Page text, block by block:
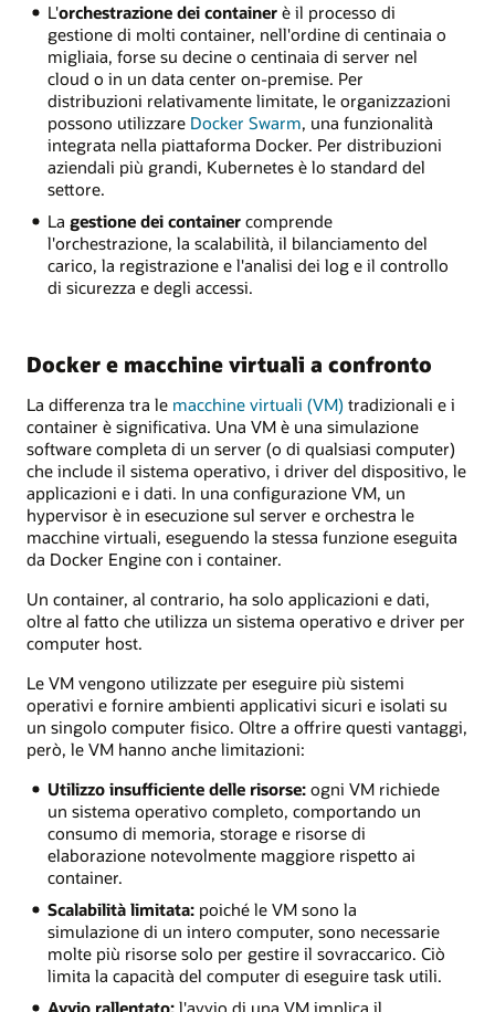
L'orchestrazione dei containerè il processo di
gestione di molti container, nell'ordine di centinaia o
migliaia, forse su decine o centinaia di server nel
cloud o in un data center on-premise. Per
distribuzioni relativamente limitate, le organizzazioni
possono utilizzare Docker Swarm, una funzionalità
integrata nella piattaforma Docker. Per distribuzioni
aziendali più grandi, Kubernetes è lo standard del
settore.
La gestione dei containercomprende
l'orchestrazione, la scalabilità, il bilanciamento del
carico, la registrazione e l'analisi dei log e il controllo
di sicurezza e degli accessi.
Docker e macchine virtuali a confronto
La differenza tra le macchine virtuali (VM) tradizionali e i
container è significativa. Una VM è una simulazione
software completa di un server (o di qualsiasi computer)
che include il sistema operativo, i driver del dispositivo, le
applicazioni e i dati. In una configurazione VM, un
hypervisor è in esecuzione sul server e orchestra le
macchine virtuali, eseguendo la stessa funzione eseguita
da Docker Engine con i container.
Un container, al contrario, ha solo applicazioni e dati,
oltre al fatto che utilizza un sistema operativo e driver per
computer host.
Le VM vengono utilizzate per eseguire più sistemi
operativi e fornire ambienti applicativi sicuri e isolati su
un singolo computer fisico. Oltre a offrire questi vantaggi,
però, le VM hanno anche limitazioni:
Utilizzo insufficiente delle risorse:ogni VM richiede
un sistema operativo completo, comportando un
consumo di memoria, storage e risorse di
elaborazione notevolmente maggiore rispetto ai
container.
Scalabilità limitata:poiché le VM sono la
simulazione di un intero computer, sono necessarie
molte più risorse solo per gestire il sovraccarico. Ciò
limita la capacità del computer di eseguire task utili.